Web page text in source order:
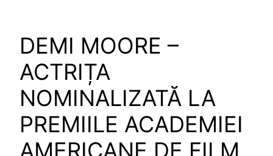
DEMI MOORE –
ACTRIȚA
NOMINALIZATĂ LA
PREMIILE ACADEMIEI
AMERICANE DE FILM,